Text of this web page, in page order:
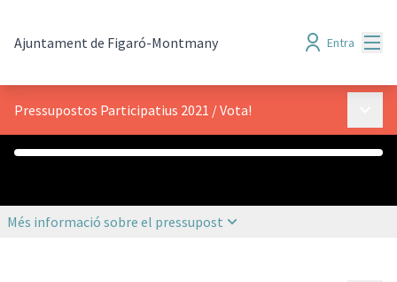
Ajuntament de Figaró-Montmany Entra
Pressupostos Participatius 2021 /Vota!
Més informació sobre el pressupost